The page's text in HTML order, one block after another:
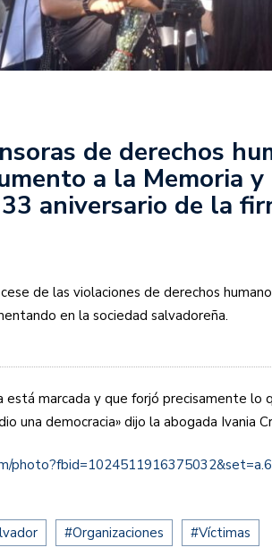
de derechos
a la Memoria y
aniversario de la
de las violaciones de derechos
en la sociedad salvadoreña.
está marcada y que forjó precisamente lo
una democracia» dijo la abogada Ivania
#Organizaciones #Víctimas